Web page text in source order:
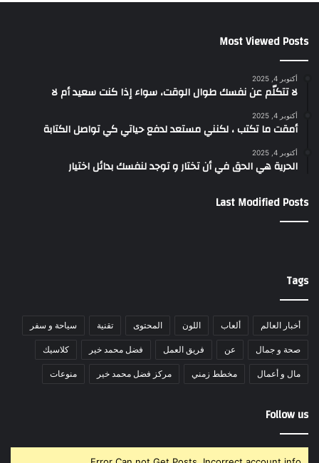
Most Viewed Posts
أكتوبر 4, 2025
لا تتكلّم عن نفسك طوال الوقت، سواء إذا كنت سعيد أم لا
أكتوبر 4, 2025
أمقت ما تكتب ، لكنني مستعد لدفع حياتي كي تواصل الكتابة
أكتوبر 4, 2025
الحرية هي الحق في أن تختار و توجد لنفسك بدائل اختيار
Last Modified Posts
Tags
أخبار العالم ألعاب اللون المحتوى تقنية سياحة و سفر
صحة و جمال عن فريق العمل فضل محمد خير كلاسيك
مال و أعمال مخطط زمني مركز فضل محمد خير منوعات
Follow us